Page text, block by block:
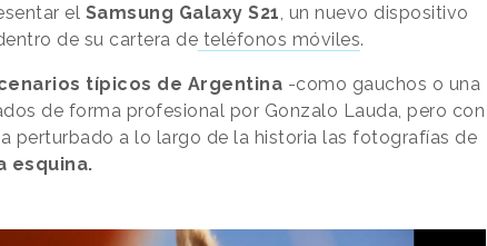
el Samsung Galaxy S21 , un nuevo dispositivo
de su cartera de teléfonos móviles.
típicos de Argentina -como gauchos o una
de forma profesional por Gonzalo Lauda, pero con
perturbado a lo largo de la historia las fotografías de
esquina.